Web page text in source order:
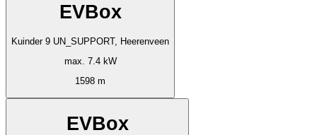
EVBox
Kuinder 9 UN_SUPPORT, Heerenveen
max. 7.4 kW
1598 m
EVBox